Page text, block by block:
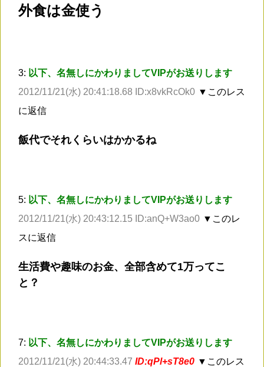
外食は金使う
3: 以下、名無しにかわりましてVIPがお送りします
2012/11/21(水) 20:41:18.68 ID:x8vkRcOk0 ▼このレス
に返信
飯代でそれくらいはかかるね
5: 以下、名無しにかわりましてVIPがお送りします
2012/11/21(水) 20:43:12.15 ID:anQ+W3ao0 ▼このレ
スに返信
生活費や趣味のお金、全部含めて1万ってこ
と？
7: 以下、名無しにかわりましてVIPがお送りします
2012/11/21(水) 20:44:33.47 ID:qPl+sT8e0 ▼このレス